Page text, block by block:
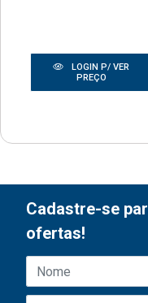
LOGIN P/ VER
PREÇO
Cadastre-se
ofertas!